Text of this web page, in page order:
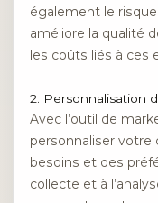
également le
améliore la qualité
les coûts liés à ces
2. Personnalisation
Avec l’outil de
personnaliser
besoins et des
collecte et à